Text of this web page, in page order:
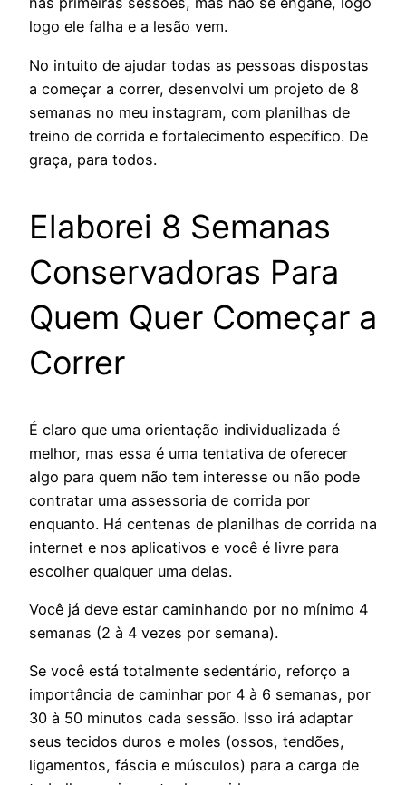
logo ele falha e a lesão vem.
No intuito de ajudar todas as pessoas dispostas
a começar a correr, desenvolvi um projeto de 8
semanas no meu instagram, com planilhas de
treino de corrida e fortalecimento específico. De
graça, para todos.
Elaborei 8 Semanas
Conservadoras Para
Quem Quer Começar a
Correr
É claro que uma orientação individualizada é
melhor, mas essa é uma tentativa de oferecer
algo para quem não tem interesse ou não pode
contratar uma assessoria de corrida por
enquanto. Há centenas de planilhas de corrida na
internet e nos aplicativos e você é livre para
escolher qualquer uma delas.
Você já deve estar caminhando por no mínimo 4
semanas (2 à 4 vezes por semana).
Se você está totalmente sedentário, reforço a
importância de caminhar por 4 à 6 semanas, por
30 à 50 minutos cada sessão. Isso irá adaptar
seus tecidos duros e moles (ossos, tendões,
ligamentos, fáscia e músculos) para a carga de